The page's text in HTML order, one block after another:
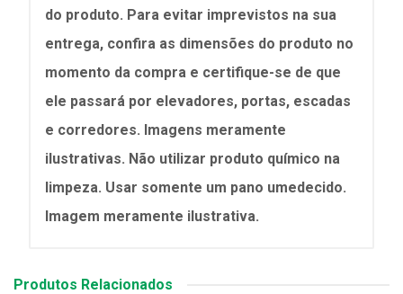
do produto. Para evitar imprevistos na sua
entrega, confira as dimensões do produto no
momento da compra e certifique-se de que
ele passará por elevadores, portas, escadas
e corredores. Imagens meramente
ilustrativas. Não utilizar produto químico na
limpeza. Usar somente um pano umedecido.
Imagem meramente ilustrativa.
Produtos Relacionados